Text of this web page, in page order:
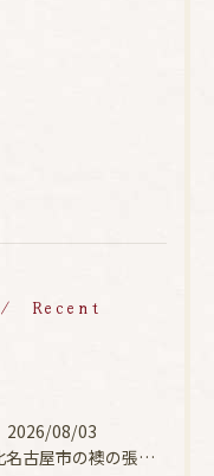
Recent
2026/08/03
北名古屋市の襖の張替え